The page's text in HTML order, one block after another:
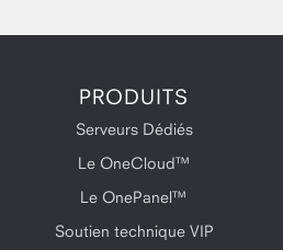
PRODUITS
Serveurs Dédiés
Le OneCloud™
Le OnePanel™
Soutien technique VIP